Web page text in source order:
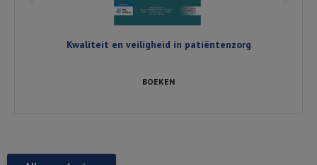
Kwaliteit en veiligheid in patiëntenzorg
BOEKEN